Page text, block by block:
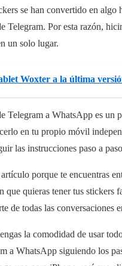
se han convertido en algo
Telegram. Por esta razón,
un solo lugar.
Woxter a la última
Telegram a WhatsApp es
en tu propio móvil
las instrucciones paso a
porque te encuentras
que quieras tener tus stickers
de todas las conversaciones
la comodidad de usar
a WhatsApp siguiendo los